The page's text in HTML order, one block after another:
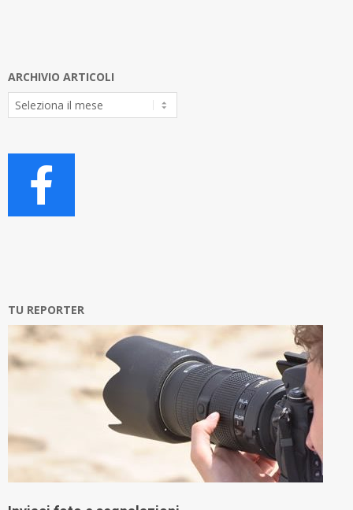
ARCHIVIO ARTICOLI
Archivio
Articoli
TU REPORTER